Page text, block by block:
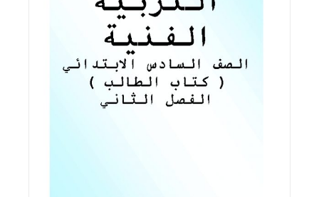
اقرأ المزيد